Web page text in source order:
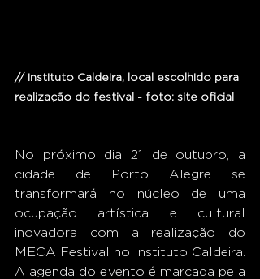
// Instituto Caldeira, local escolhido para
realização do festival - foto: site oficial
No próximo dia 21 de outubro, a
cidade de Porto Alegre se
transformará no núcleo de uma
ocupação artística e cultural
inovadora com a realização do
MECA Festival no Instituto Caldeira.
A agenda do evento é marcada pela